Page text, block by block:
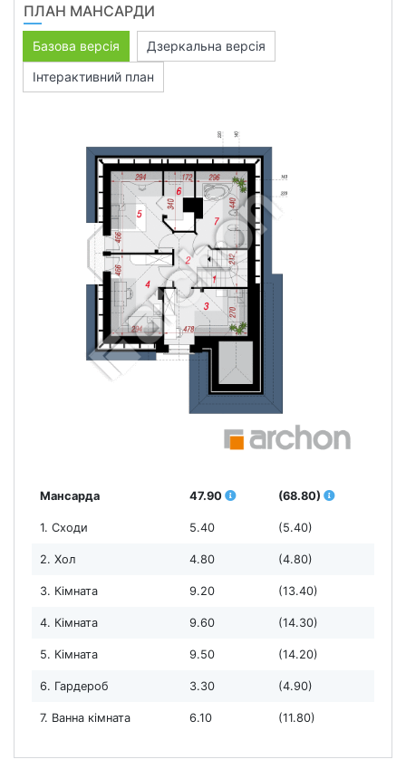
ПЛАН МАНСАРДИ
Базова версія
Дзеркальна версія
Інтерактивний план
Мансарда 47.90 (68.80)
1. Сходи 5.40 (5.40)
2. Хол 4.80 (4.80)
3. Кімната 9.20 (13.40)
4. Кімната 9.60 (14.30)
5. Кімната 9.50 (14.20)
6. Гардероб 3.30 (4.90)
7. Ванна кімната 6.10 (11.80)